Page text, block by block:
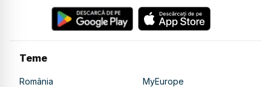
Teme
România
MyEurope